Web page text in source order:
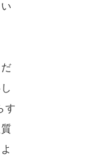
す